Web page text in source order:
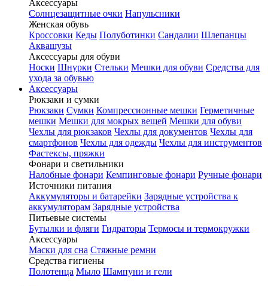
Аксессуары
Солнцезащитные очки Напульсники
Женская обувь
Кроссовки Кеды Полуботинки Сандалии Шлепанцы
Аквашузы
Аксессуары для обуви
Носки Шнурки Стельки Мешки для обуви Средства для
ухода за обувью
Аксессуары
Рюкзаки и сумки
Рюкзаки Сумки Компрессионные мешки Герметичные
мешки Мешки для мокрых вещей Мешки для обуви
Чехлы для рюкзаков Чехлы для документов Чехлы для
смартфонов Чехлы для одежды Чехлы для инструментов
Фастексы, пряжки
Фонари и светильники
Налобные фонари Кемпинговые фонари Ручные фонари
Источники питания
Аккумуляторы и батарейки Зарядные устройства к
аккумуляторам Зарядные устройства
Питьевые системы
Бутылки и фляги Гидраторы Термосы и термокружки
Аксессуары
Маски для сна Стяжные ремни
Средства гигиены
Полотенца Мыло Шампуни и гели